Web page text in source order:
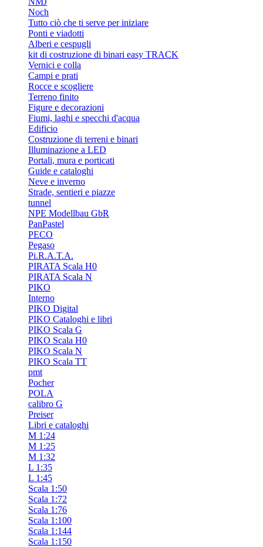
Noch
Tutto ciò che ti serve per iniziare
Ponti e viadotti
Alberi e cespugli
kit di costruzione di binari easy TRACK
Vernici e colla
Campi e prati
Rocce e scogliere
Terreno finito
Figure e decorazioni
Fiumi, laghi e specchi d'acqua
Edificio
Costruzione di terreni e binari
Illuminazione a LED
Portali, mura e porticati
Guide e cataloghi
Neve e inverno
Strade, sentieri e piazze
tunnel
NPE Modellbau GbR
PanPastel
PECO
Pegaso
Pi.R.A.T.A.
PIRATA Scala H0
PIRATA Scala N
PIKO
Interno
PIKO Digital
PIKO Cataloghi e libri
PIKO Scala G
PIKO Scala H0
PIKO Scala N
PIKO Scala TT
pmt
Pocher
POLA
calibro G
Preiser
Libri e cataloghi
M 1:24
M 1:25
M 1:32
L 1:35
L 1:45
Scala 1:50
Scala 1:72
Scala 1:76
Scala 1:100
Scala 1:144
Scala 1:150